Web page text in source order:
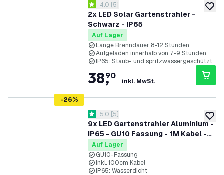
zur
2x LED Solar Gartenstrahler -
Schwarz - IP65
Bewertungsbereich öffnen
4 Bewertungssterne
4.0 [5]
Auf Lager
Lange Brenndauer 8-12 Stunden
Aufgeladen innerhalb von 7-9 Stunden
IP65: Staub- und spritzwassergeschützt
38,
90
inkl. MwSt.
zur
-26%
9x LED Gartenstrahler Aluminium -
IP65 - GU10 Fassung - 1M Kabel -
Schwarz
Bewertungsbereich öffnen
5 Bewertungssterne
5.0 [5]
Auf Lager
GU10-Fassung
Inkl. 100cm Kabel
IP65: Wasserdicht